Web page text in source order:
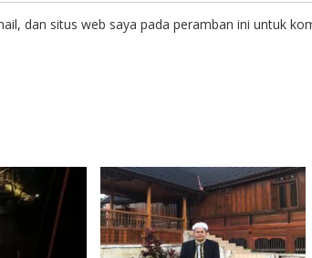
dan situs web saya pada peramban ini untuk